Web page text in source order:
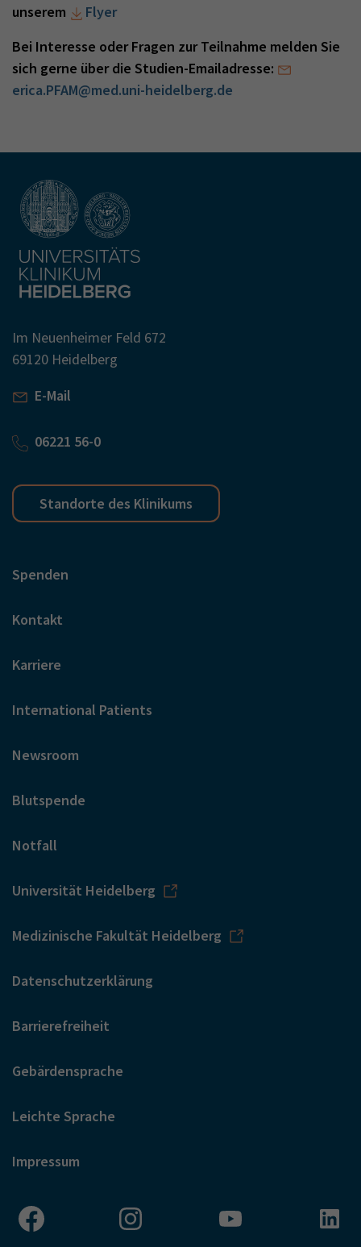
unserem
Flyer
Bei Interesse oder Fragen zur Teilnahme melden Sie
sich gerne über die Studien-Emailadresse:
erica.PFAM@med.uni-heidelberg.de
Im Neuenheimer Feld 672
69120 Heidelberg
E-Mail
06221 56-0
Standorte des Klinikums
Spenden
Kontakt
Karriere
International Patients
Newsroom
Blutspende
Notfall
Universität Heidelberg
Medizinische Fakultät Heidelberg
Datenschutzerklärung
Barrierefreiheit
Gebärdensprache
Leichte Sprache
Impressum